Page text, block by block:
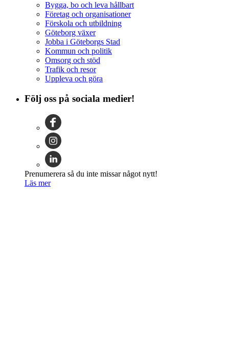
Bygga, bo och leva hållbart
Företag och organisationer
Förskola och utbildning
Göteborg växer
Jobba i Göteborgs Stad
Kommun och politik
Omsorg och stöd
Trafik och resor
Uppleva och göra
Följ oss på sociala medier!
Prenumerera så du inte missar något nytt!
Läs mer